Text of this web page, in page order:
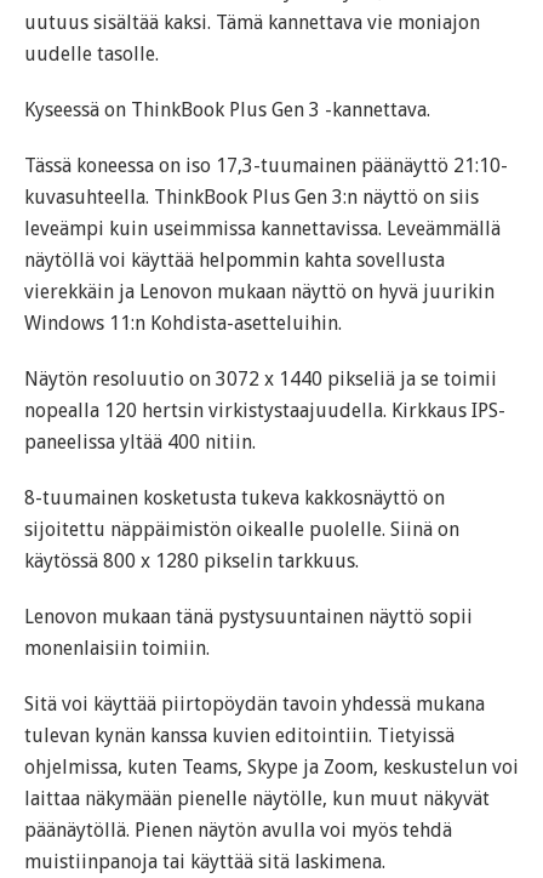
uutuus sisältää kaksi. Tämä kannettava vie moniajon
uudelle tasolle.
Kyseessä on ThinkBook Plus Gen 3 -kannettava.
Tässä koneessa on iso 17,3-tuumainen päänäyttö 21:10-
kuvasuhteella. ThinkBook Plus Gen 3:n näyttö on siis
leveämpi kuin useimmissa kannettavissa. Leveämmällä
näytöllä voi käyttää helpommin kahta sovellusta
vierekkäin ja Lenovon mukaan näyttö on hyvä juurikin
Windows 11:n Kohdista-asetteluihin.
Näytön resoluutio on 3072 x 1440 pikseliä ja se toimii
nopealla 120 hertsin virkistystaajuudella. Kirkkaus IPS-
paneelissa yltää 400 nitiin.
8-tuumainen kosketusta tukeva kakkosnäyttö on
sijoitettu näppäimistön oikealle puolelle. Siinä on
käytössä 800 x 1280 pikselin tarkkuus.
Lenovon mukaan tänä pystysuuntainen näyttö sopii
monenlaisiin toimiin.
Sitä voi käyttää piirtopöydän tavoin yhdessä mukana
tulevan kynän kanssa kuvien editointiin. Tietyissä
ohjelmissa, kuten Teams, Skype ja Zoom, keskustelun voi
laittaa näkymään pienelle näytölle, kun muut näkyvät
päänäytöllä. Pienen näytön avulla voi myös tehdä
muistiinpanoja tai käyttää sitä laskimena.